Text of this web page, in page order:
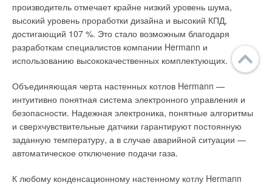
производитель отмечает крайне низкий уровень шума,
высокий уровень проработки дизайна и высокий КПД,
достигающий 107 %. Это стало возможным благодаря
разработкам специалистов компании Hermann и
использованию высококачественных комплектующих.
Объединяющая черта настенных котлов Hermann —
интуитивно понятная система электронного управления и
безопасности. Надежная электроника, понятные алгоритмы
и сверхчувствительные датчики гарантируют постоянную
заданную температуру, а в случае аварийной ситуации —
автоматическое отключение подачи газа.
К любому конденсационному настенному котлу Hermann